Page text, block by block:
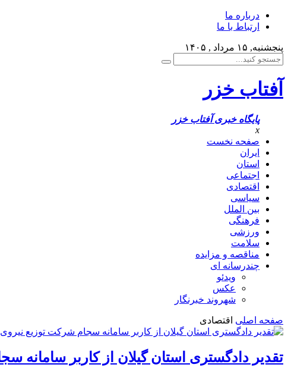
درباره ما
ارتباط با ما
پنجشنبه, ۱۵ مرداد , ۱۴۰۵
آفتاب خزر
پایگاه خبری آفتاب خزر
x
صفحه نخست
ایران
استان
اجتماعی
اقتصادی
سیاسی
بین الملل
فرهنگی
ورزشی
سلامت
مناقصه و مزایده
چندرسانه ای
ویدئو
عکس
شهروند خبرنگار
صفحه اصلی اقتصادی
تقدیر دادگستری استان گیلان از كاربر سامانه